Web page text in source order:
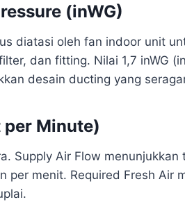
(inWG)
diatasi oleh fan indoor unit
dan fitting. Nilai 1,7 inWG
desain ducting yang
per Minute)
Supply Air Flow menunjukkan
per menit. Required Fresh Air